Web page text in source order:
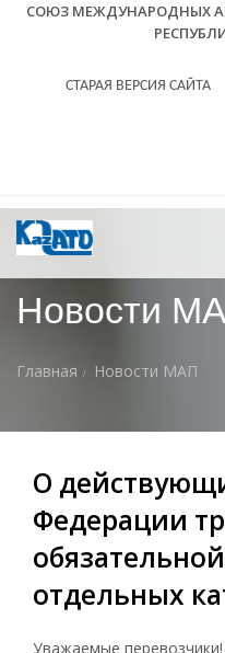
СОЮЗ МЕЖДУНАРОДНЫХ
СТАРАЯ ВЕРСИЯ САЙТА
Новости
Главная Новости МАП
О
Федерации
отдельных
Уважаемые перевозчики!